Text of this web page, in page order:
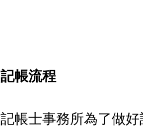
帳流程
帳士事務所為了做